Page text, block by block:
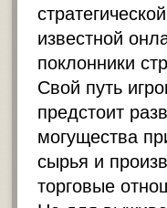
известной
поклонники
Свой путь
предстоит
могущества
сырья и
торговые